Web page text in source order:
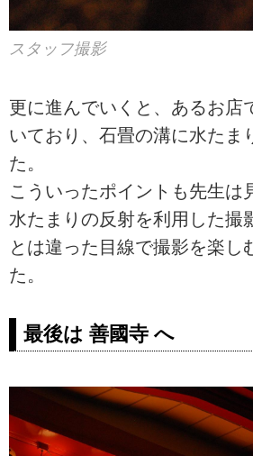
スタッフ撮影
更に進んでいくと、あるお店
いており、石畳の溝に水たま
た。
こういったポイントも先生は
水たまりの反射を利用した撮
とは違った目線で撮影を楽し
た。
最後は 善國寺 へ